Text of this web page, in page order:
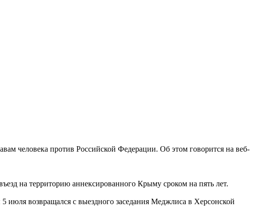
человека против Российской Федерации. Об этом говорится на веб-
на территорию аннексированного Крыму сроком на пять лет.
июля возвращался с выездного заседания Меджлиса в Херсонской